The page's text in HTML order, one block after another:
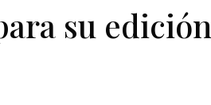
su edición